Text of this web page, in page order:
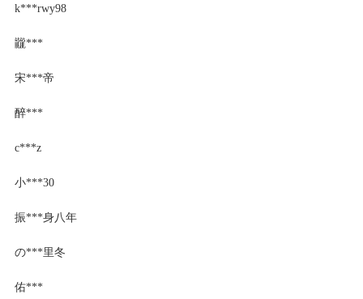
k***rwy98
龖***
宋***帝
醉***
c***z
小***30
振***身八年
の***里冬
佑***